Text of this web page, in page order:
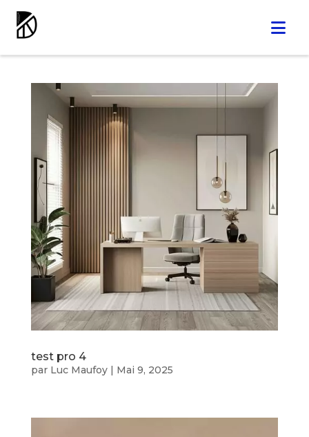
test pro 4
par Luc Maufoy| Mai 9, 2025